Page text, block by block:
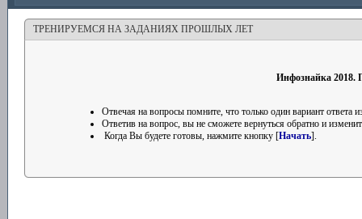
ТРЕНИРУЕМСЯ НА ЗАДАНИЯХ ПРОШЛЫХ ЛЕТ
Инфознайка 2018.
Отвечая на вопросы помните, что только один вариант ответа
Ответив на вопрос, вы не сможете вернуться обратно и
Когда Вы будете готовы, нажмите кнопку [Начать].